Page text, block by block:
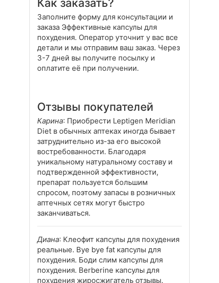
Как заказать?
Заполните форму для консультации и
заказа Эффективные капсулы для
похудения. Оператор уточнит у вас все
детали и мы отправим ваш заказ. Через
3-7 дней вы получите посылку и
оплатите её при получении.
Отзывы покупателей
Карина: Приобрести Leptigen Meridian
Diet в обычных аптеках иногда бывает
затруднительно из-за его высокой
востребованности. Благодаря
уникальному натуральному составу и
подтвержденной эффективности,
препарат пользуется большим
спросом, поэтому запасы в розничных
аптечных сетях могут быстро
заканчиваться.
Диана: Клеофит капсулы для похудения
реальные. Bye bye fat капсулы для
похудения. Боди слим капсулы для
похудения. Berberine капсулы для
похудения жиросжигатель отзывы.